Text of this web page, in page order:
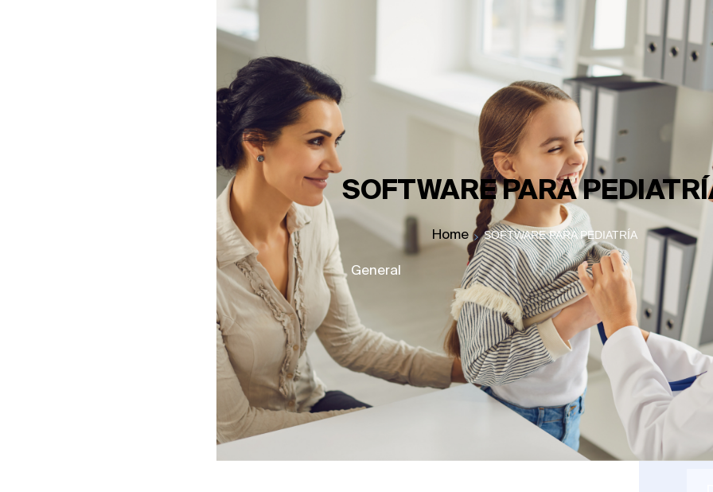
SOFTWARE PARA
Home SOFTWARE PARA PEDIATRÍA
General